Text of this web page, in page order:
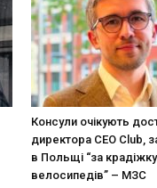
Консули очікують
директора CEO Club,
в Польщі “за крадіжку
велосипедів” – МЗС